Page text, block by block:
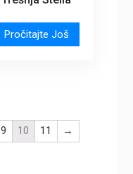
Pročitajte Još
9 10 11 →